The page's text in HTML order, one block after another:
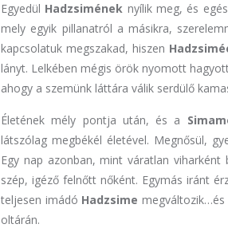
Egyedül Hadzsimének nyílik meg, és
mely egyik pillanatról a másikra,
kapcsolatuk megszakad, hiszen
lányt. Lelkében mégis örök nyomott
ahogy a szemünk láttára válik serdülő
Életének mély pontja után, és a
látszólag megbékél életével. Megnősül,
Egy nap azonban, mint váratlan viharként
szép, igéző felnőtt nőként. Egymás iránt
teljesen imádó Hadzsime megváltozik…és
oltárán.